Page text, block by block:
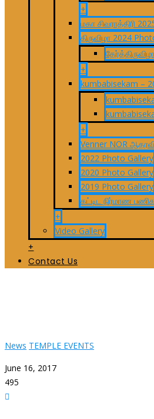
+
மகா சிவராத்திரி
திருவிழா 2024
+
kumbabisekam –
+
Venner NOR
2022 Photo Gallery
2020 Photo Gallery
2019 Photo Gallery
கட்டிட நிர்மாண
+
Video Gallery
+
Contact Us
News TEMPLE EVENTS
June 16, 2017
495